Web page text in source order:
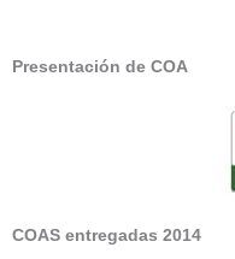
Presentación de COA
COAS entregadas 2014